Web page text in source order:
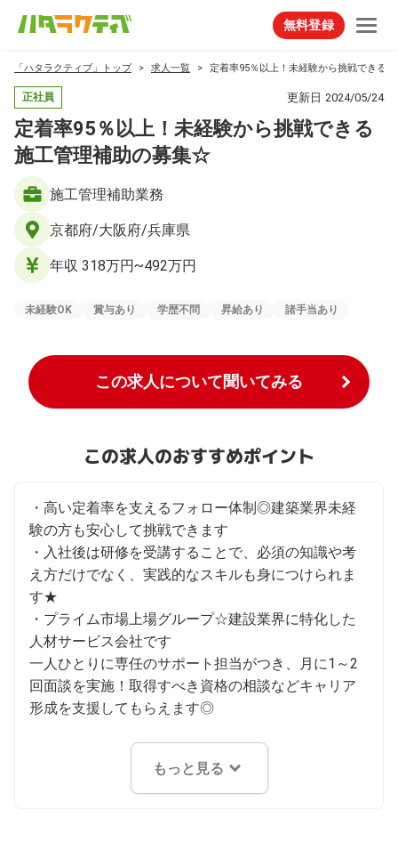
無料登録
「ハタラクティブ」トップ 求人一覧 定着率95％以上！未経験から挑戦できる
正社員 更新日 2024/05/24
定着率95％以上！未経験から挑戦できる
施工管理補助の募集☆
施⼯管理補助業務
京都府/大阪府/兵庫県
年収 318万円~492万円
未経験OK 賞与あり 学歴不問 昇給あり 諸手当あり
この求人について聞いてみる
この求人のおすすめポイント
・高い定着率を支えるフォロー体制◎建築業界未経
験の方も安心して挑戦できます
・入社後は研修を受講することで、必須の知識や考
え方だけでなく、実践的なスキルも身につけられま
す★
・プライム市場上場グループ☆建設業界に特化した
人材サービス会社です
一人ひとりに専任のサポート担当がつき、月に1～2
回面談を実施！取得すべき資格の相談などキャリア
形成を支援してもらえます◎
もっと見る